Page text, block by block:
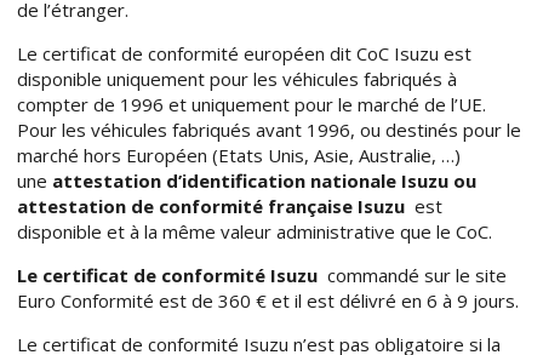
de l’étranger.
Le certificat de conformité européen dit CoC Isuzu est
disponible uniquement pour les véhicules fabriqués à
compter de 1996 et uniquement pour le marché de l’UE.
Pour les véhicules fabriqués avant 1996, ou destinés pour le
marché hors Européen (Etats Unis, Asie, Australie, …)
une attestation d’identification nationale Isuzu ou
attestation de conformité française Isuzu est
disponible et à la même valeur administrative que le CoC.
Le certificat de conformité Isuzu commandé sur le site
Euro Conformité est de 360 € et il est délivré en 6 à 9 jours.
Le certificat de conformité Isuzu n’est pas obligatoire si la